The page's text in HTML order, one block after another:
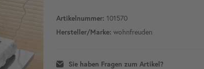
Artikelnummer: 101570
Hersteller/Marke: wohnfreuden
Sie haben Fragen zum Artikel?